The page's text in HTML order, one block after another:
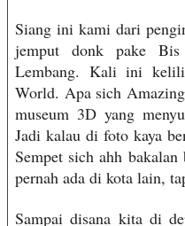
Siang ini kami dari
jemput donk pake
Lembang. Kali ini
World. Apa sich
museum 3D yang
Jadi kalau di foto kaya
Sempet sich ahh
pernah ada di kota lain,
Sampai disana kita di